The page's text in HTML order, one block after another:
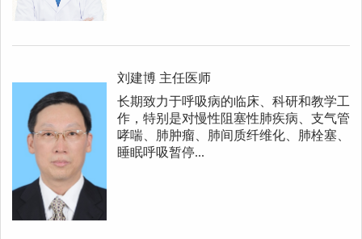
刘建博 主任医师
长期致力于呼吸病的临床、科研和教学工
作，特别是对慢性阻塞性肺疾病、支气管
哮喘、肺肿瘤、肺间质纤维化、肺栓塞、
睡眠呼吸暂停...